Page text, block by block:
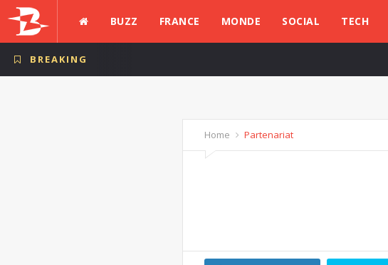
BUZZ FRANCE MONDE SOCIAL TECH
BREAKING
Home Partenariat